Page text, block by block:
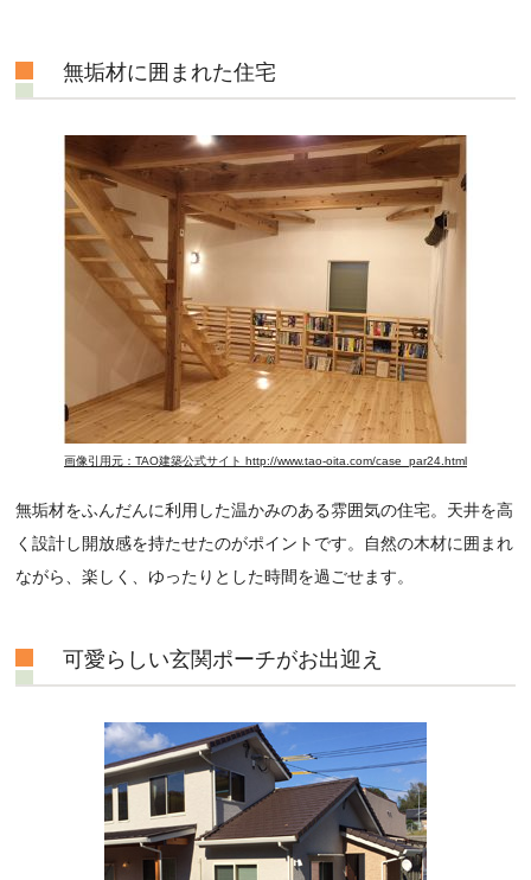
無垢材に囲まれた住宅
画像引用元：TAO建築公式サイト http://www.tao-oita.com/case_par24.html
無垢材をふんだんに利用した温かみのある雰囲気の住宅。天井を高
く設計し開放感を持たせたのがポイントです。自然の木材に囲まれ
ながら、楽しく、ゆったりとした時間を過ごせます。
可愛らしい玄関ポーチがお出迎え